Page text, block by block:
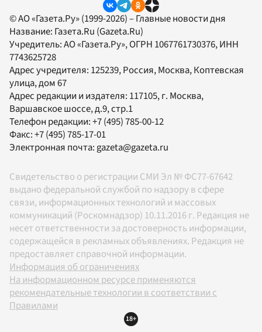
© АО «Газета.Ру» (1999-2026) – Главные новости дня
Название: Газета.Ru (Gazeta.Ru)
Учредитель:АО «Газета.Ру», ОГРН 1067761730376, ИНН
7743625728
Адрес учредителя: 125239, Россия, Москва, Коптевская
улица, дом 67
Адрес редакции и издателя: 117105, г. Москва,
Варшавское шоссе, д.9, стр.1
Телефон редакции:+7 (495) 785-00-12
Факс:+7 (495) 785-17-01
Электронная почта: gazeta@gazeta.ru
Свидетельство о регистрации СМИ Эл № ФС77-67642
выдано федеральной службой по надзору в сфере
связи, информационных технологий и массовых
коммуникаций (Роскомнадзор) 10.11.2016 г. Редакция не
несет ответственности за достоверность информации,
содержащейся в рекламных объявлениях. Редакция не
предоставляет справочной информации.
Информация об ограничениях
На информационном ресурсе применяются
рекомендательные технологии в соответствии с
Правилами
18+